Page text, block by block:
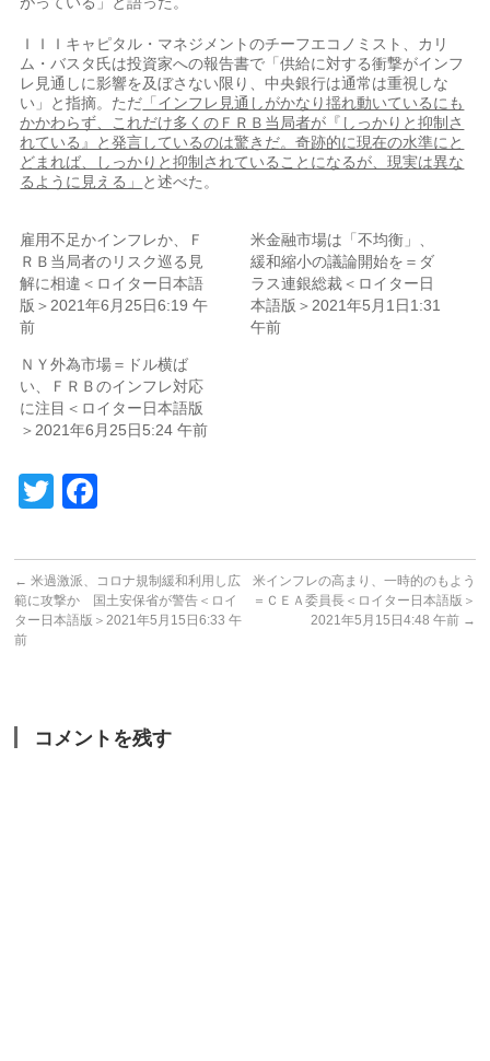
ＩＩＩキャピタル・マネジメントのチーフエコノミスト、カリ
ム・バスタ氏は投資家への報告書で「供給に対する衝撃がインフ
レ見通しに影響を及ぼさない限り、中央銀行は通常は重視しな
い」と指摘。ただ 「インフレ見通しがかなり揺れ動いているにも
かかわらず、これだけ多くのＦＲＢ当局者が『しっかりと抑制さ
れている』と発言しているのは驚きだ。奇跡的に現在の水準にと
どまれば、しっかりと抑制されていることになるが、現実は異な
るように見える」 と述べた。
雇用不足かインフレか、Ｆ
ＲＢ当局者のリスク巡る見
解に相違＜ロイター日本語
版＞2021年6月25日6:19 午
前
米金融市場は「不均衡」、
緩和縮小の議論開始を＝ダ
ラス連銀総裁＜ロイター日
本語版＞2021年5月1日1:31
午前
ＮＹ外為市場＝ドル横ば
い、ＦＲＢのインフレ対応
に注目＜ロイター日本語版
＞2021年6月25日5:24 午前
Twitter
← 米過激派、コロナ規制緩和利用し広
範に攻撃か 国土安保省が警告＜ロイ
ター日本語版＞2021年5月15日6:33 午
前
米インフレの高まり、一時的のもよう
＝ＣＥＡ委員長＜ロイター日本語版＞
2021年5月15日4:48 午前 →
コメントを残す